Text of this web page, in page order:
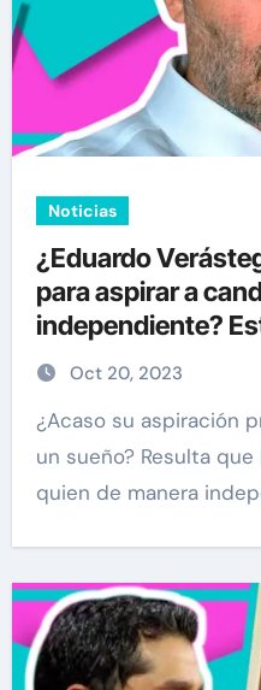
Noticias
¿Eduardo
para aspirar a
independiente?
despertó
Oct 20, 2023
¿Acaso su aspiración presidencial se quedó en
un sueño? Resulta
quien de manera